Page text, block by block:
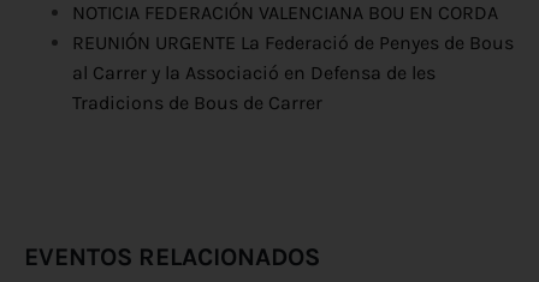
NOTICIA FEDERACIÓN VALENCIANA BOU EN CORDA
REUNIÓN URGENTE La Federació de Penyes de Bous
al Carrer y la Associació en Defensa de les
Tradicions de Bous de Carrer
EVENTOS RELACIONADOS